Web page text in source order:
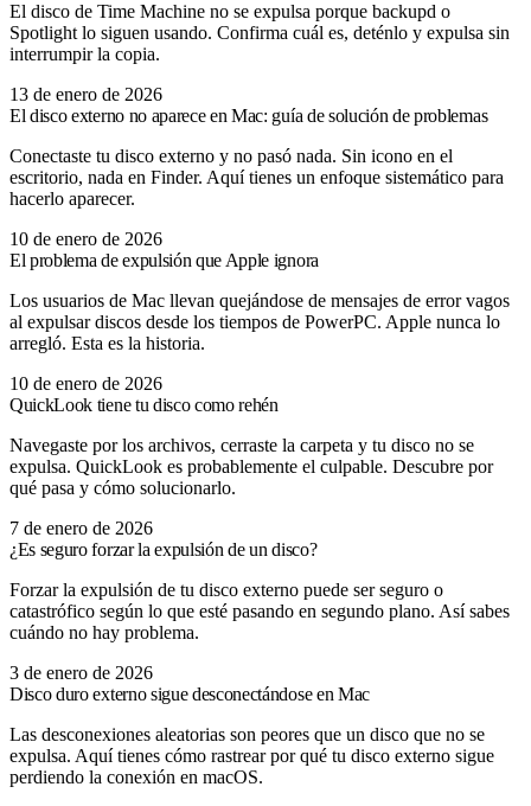
El disco de Time Machine no se expulsa porque backupd o
Spotlight lo siguen usando. Confirma cuál es, deténlo y expulsa sin
interrumpir la copia.
13 de enero de 2026
El disco externo no aparece en Mac: guía de solución de problemas
Conectaste tu disco externo y no pasó nada. Sin icono en el
escritorio, nada en Finder. Aquí tienes un enfoque sistemático para
hacerlo aparecer.
10 de enero de 2026
El problema de expulsión que Apple ignora
Los usuarios de Mac llevan quejándose de mensajes de error vagos
al expulsar discos desde los tiempos de PowerPC. Apple nunca lo
arregló. Esta es la historia.
10 de enero de 2026
QuickLook tiene tu disco como rehén
Navegaste por los archivos, cerraste la carpeta y tu disco no se
expulsa. QuickLook es probablemente el culpable. Descubre por
qué pasa y cómo solucionarlo.
7 de enero de 2026
¿Es seguro forzar la expulsión de un disco?
Forzar la expulsión de tu disco externo puede ser seguro o
catastrófico según lo que esté pasando en segundo plano. Así sabes
cuándo no hay problema.
3 de enero de 2026
Disco duro externo sigue desconectándose en Mac
Las desconexiones aleatorias son peores que un disco que no se
expulsa. Aquí tienes cómo rastrear por qué tu disco externo sigue
perdiendo la conexión en macOS.